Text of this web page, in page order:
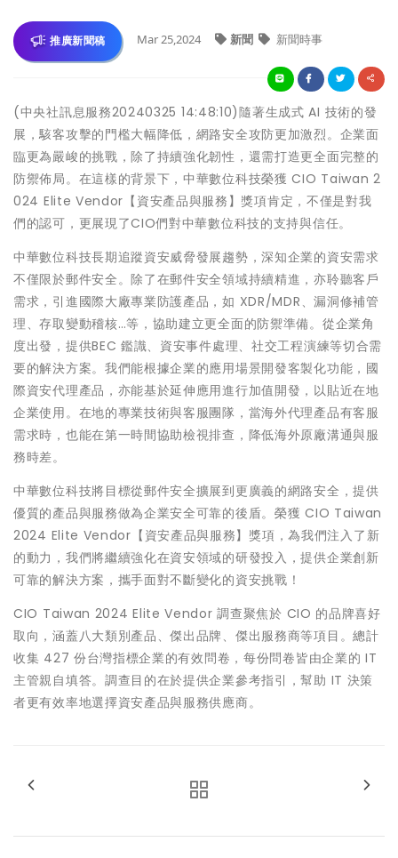
推廣新聞稿 Mar 25,2024 新聞 新聞時事
(中央社訊息服務20240325 14:48:10)隨著生成式 AI 技術的發
展，駭客攻擊的門檻大幅降低，網路安全攻防更加激烈。企業面
臨更為嚴峻的挑戰，除了持續強化韌性，還需打造更全面完整的
防禦佈局。在這樣的背景下，中華數位科技榮獲 CIO Taiwan 2
024 Elite Vendor【資安產品與服務】獎項肯定，不僅是對我
們的認可，更展現了CIO們對中華數位科技的支持與信任。
中華數位科技長期追蹤資安威脅發展趨勢，深知企業的資安需求
不僅限於郵件安全。除了在郵件安全領域持續精進，亦聆聽客戶
需求，引進國際大廠專業防護產品，如 XDR/MDR、漏洞修補管
理、存取變動稽核…等，協助建立更全面的防禦準備。從企業角
度出發，提供BEC 鑑識、資安事件處理、社交工程演練等切合需
要的解決方案。我們能根據企業的應用場景開發客製化功能，國
際資安代理產品，亦能基於延伸應用進行加值開發，以貼近在地
企業使用。在地的專業技術與客服團隊，當海外代理產品有客服
需求時，也能在第一時間協助檢視排查，降低海外原廠溝通與服
務時差。
中華數位科技將目標從郵件安全擴展到更廣義的網路安全，提供
優質的產品與服務做為企業安全可靠的後盾。榮獲 CIO Taiwan
2024 Elite Vendor【資安產品與服務】獎項，為我們注入了新
的動力，我們將繼續強化在資安領域的研發投入，提供企業創新
可靠的解決方案，攜手面對不斷變化的資安挑戰！
CIO Taiwan 2024 Elite Vendor 調查聚焦於 CIO 的品牌喜好
取向，涵蓋八大類別產品、傑出品牌、傑出服務商等項目。總計
收集 427 份台灣指標企業的有效問卷，每份問卷皆由企業的 IT
主管親自填答。調查目的在於提供企業參考指引，幫助 IT 決策
者更有效率地選擇資安產品與服務供應商。